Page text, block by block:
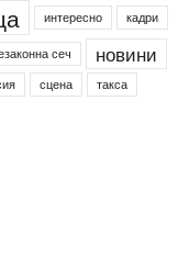
интересно кадри
сеч новини
сцена такса